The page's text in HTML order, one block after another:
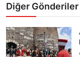
Diğer Gönderiler